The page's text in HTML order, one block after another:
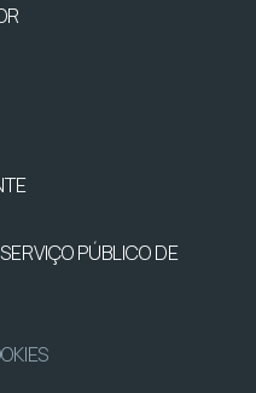
PÚBLICO DE